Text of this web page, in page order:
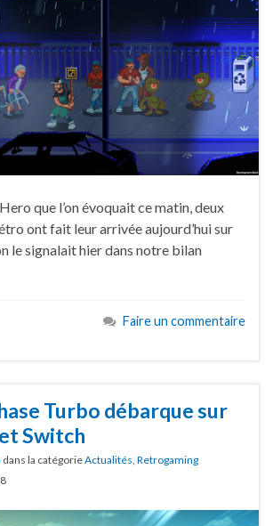
que l’on évoquait ce matin, deux
ont fait leur arrivée aujourd’hui sur
le signalait hier dans notre bilan
Faire un commentaire
Turbo débarque sur
Switch
dans la catégorieActualités, Retrogaming